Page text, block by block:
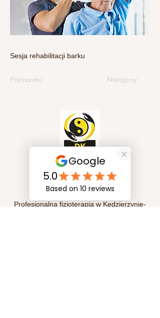
Sesja rehabilitacji barku
Poprzedni Następny
Szybkie linki
Profesjonalna fizjoterapia w Kędzierzynie-